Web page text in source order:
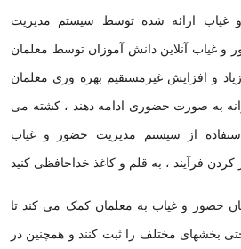
غیاب ارائه شده توسط سیستم مدیریت
و غیاب آنلاین دانش آموزان توسط معلمان
و افزایش غیرمستقیم بهره وری معلمان
به صورت حضوری ادامه دهند ، کشته می
از سیستم مدیریت حضور و غیاب
حضور و غیاب به معلمان کمک می کند تا
بخشهای مختلف را ثبت کنند و همچنین در